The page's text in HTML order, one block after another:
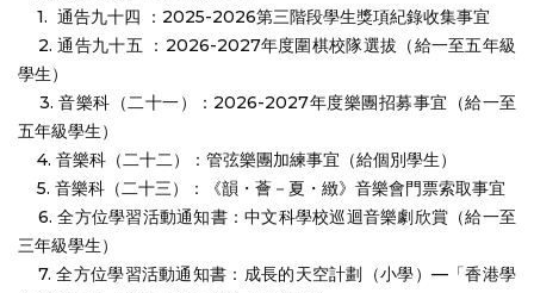
1. 通告九十四 ：2025-2026第三階段學生獎項紀錄收集事宜
2. 通告九十五 ：2026-2027年度圍棋校隊選拔（給一至五年級
學生）
3. 音樂科（二十一）：2026-2027年度樂團招募事宜（給一至
五年級學生）
4. 音樂科（二十二）：管弦樂團加練事宜（給個別學生）
5. 音樂科（二十三）：《韻・薈－夏・緻》音樂會門票索取事宜
6. 全方位學習活動通知書：中文科學校巡迴音樂劇欣賞（給一至
三年級學生）
7. 全方位學習活動通知書：成長的天空計劃（小學）—「香港學